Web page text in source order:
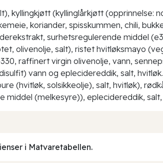
kyllingkjøtt (kyllinglårkjøtt
koriander, spisskummen, chili,
surhetsregulerende middel
olivenolje, salt), ristet hvitløksmayo
raffinert virgin olivenolje, vann,
vann og eplecidereddik, salt,
(hvitløk, solsikkeolje), salt, hvitløk),
middel (melkesyre)), eplecidereddik, salt,
i Matvaretabellen.